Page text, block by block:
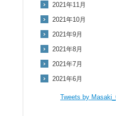
2021年11月
2021年10月
2021年9月
2021年8月
2021年7月
2021年6月
Tweets by